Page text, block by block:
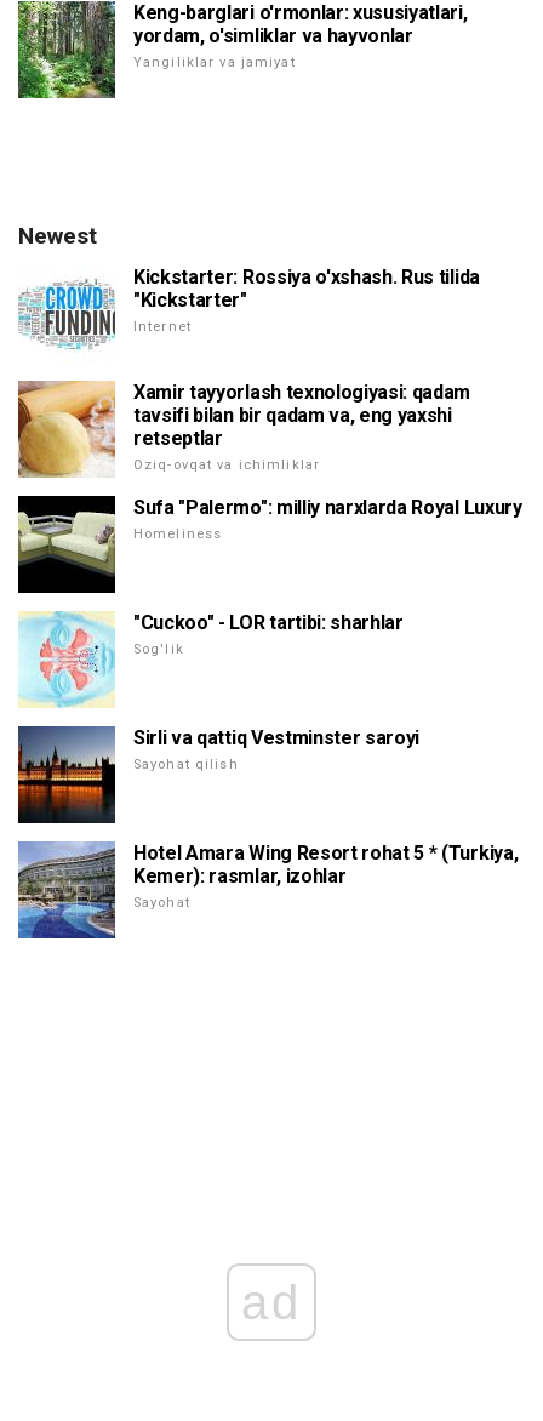
Keng-barglari o'rmonlar: xususiyatlari,
yordam, o'simliklar va hayvonlar
Yangiliklar va jamiyat
Newest
Kickstarter: Rossiya o'xshash. Rus tilida
"Kickstarter"
Internet
Xamir tayyorlash texnologiyasi: qadam
tavsifi bilan bir qadam va, eng yaxshi
retseptlar
Oziq-ovqat va ichimliklar
Sufa "Palermo": milliy narxlarda Royal Luxury
Homeliness
"Cuckoo" - LOR tartibi: sharhlar
Sog'lik
Sirli va qattiq Vestminster saroyi
Sayohat qilish
Hotel Amara Wing Resort rohat 5 * (Turkiya,
Kemer): rasmlar, izohlar
Sayohat
ad